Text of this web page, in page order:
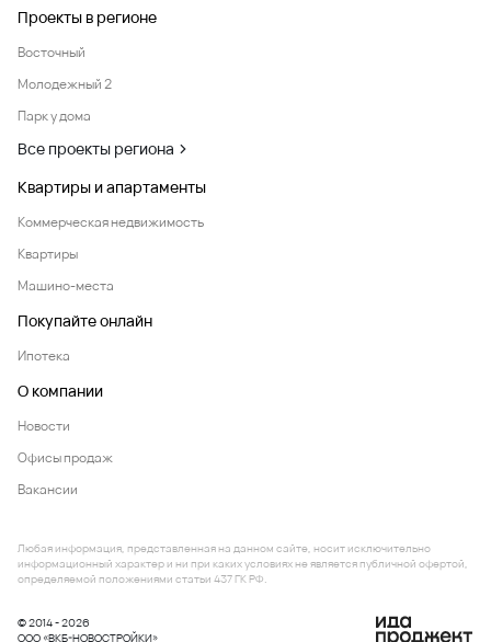
Проекты в регионе
Восточный
Молодежный 2
Парк у дома
Все проекты региона
Квартиры и апартаменты
Коммерческая недвижимость
Квартиры
Машино-места
Покупайте онлайн
Ипотека
О компании
Новости
Офисы продаж
Вакансии
© 2014 - 2026
ООО «ВКБ-НОВОСТРОЙКИ»
Любая информация, представленная на данном сайте, носит исключительно
информационный характер и ни при каких условиях не является публичной офертой,
определяемой положениями статьи 437 ГК РФ.